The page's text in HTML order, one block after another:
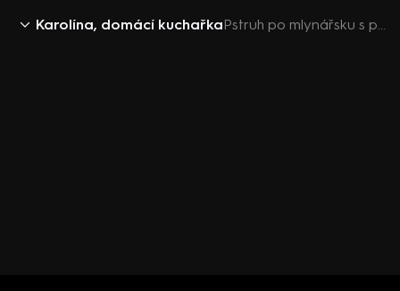
Karolína, domácí kuchařka Pstruh po mlynářsku s plátky mandlí a bylinkovo-hořčičnými bramborami